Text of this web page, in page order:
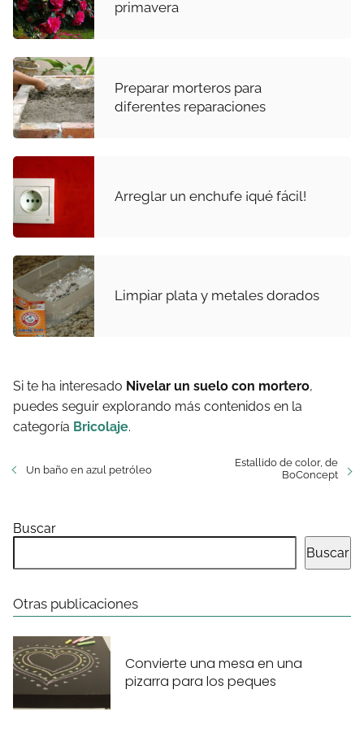
primavera
Preparar morteros para
diferentes reparaciones
Arreglar un enchufe ¡qué fácil!
Limpiar plata y metales dorados
Si te ha interesado Nivelar un suelo con mortero,
puedes seguir explorando más contenidos en la
categoría Bricolaje.
Un baño en azul petróleo
Estallido de color, de
BoConcept
Buscar
Buscar
Otras publicaciones
Convierte una mesa en una
pizarra para los peques